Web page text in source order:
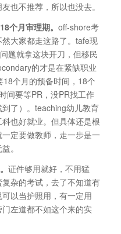
也不推荐，所以也没去。
个月审理期。 off-shore考
大家都走这路了。tafe现
题就拿这块开刀，但移民
的才是在紧缺职业
个月的预备时间，18个
间要等PR，没PR找工作
了）。teaching幼儿教育
也好就业。但具体还是根
定要做教师，走一步是一
。
证件够用就好，不用猛
杂的考试，去了不知道有
以当护照用，有一定用
左道都不如这个来的实